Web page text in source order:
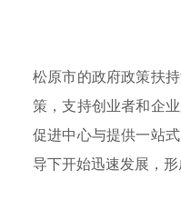
松原市的政府政策扶
策，支持创业者和企
促进中心与提供一站
导下开始迅速发展，